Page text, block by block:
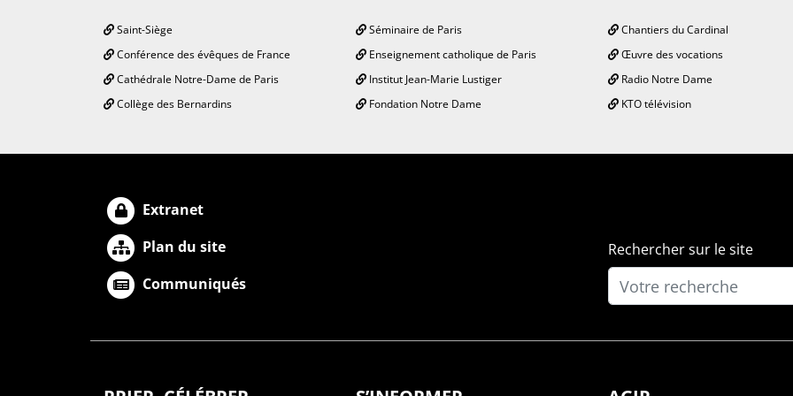
Saint-Siège
Conférence des évêques de France
Cathédrale Notre-Dame de Paris
Collège des Bernardins
Séminaire de Paris
Enseignement catholique de Paris
Institut Jean-Marie Lustiger
Fondation Notre Dame
Chantiers du Cardinal
Œuvre des vocations
Radio Notre Dame
KTO télévision
Extranet
Plan du site
Communiqués
Rechercher sur le site